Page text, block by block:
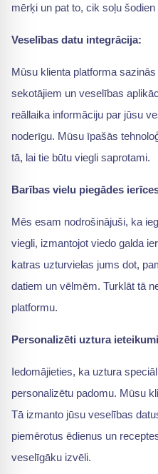
mērķi un pat to, cik soļu
Veselības datu integrācija:
Mūsu klienta platforma
sekotājiem un veselības
reāllaika informāciju par jūsu
noderīgu. Mūsu īpašās
tā, lai tie būtu viegli saprotami.
Barības vielu piegādes
Mēs esam nodrošinājuši, ka
viegli, izmantojot viedo galda
katras uzturvielas jums dot,
datiem un vēlmēm. Turklāt tā
platformu.
Personalizēti uztura
Iedomājieties, ka uztura
personalizētu padomu. Mūsu
Tā izmanto jūsu veselības
piemērotus ēdienus un
veselīgāku izvēli.